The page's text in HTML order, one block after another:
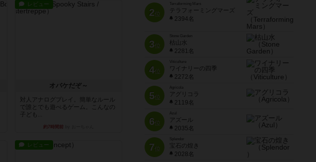
レビュー
オバケだぞ～
対人アナログプレイ。簡単なルール
で誰とでも遊べるゲーム。こんなの
子ども...
約7時間前
レビュー
2位
Terraforming Mars
テラフォーミングマーズ
2394名
3位
Stone Garden
枯山水
2281名
4位
Viticulture
ワイナリーの四季
2272名
5位
Agricola
アグリコラ
2119名
6位
Azul
アズール
2035名
7位
宝石の煌き
2028名